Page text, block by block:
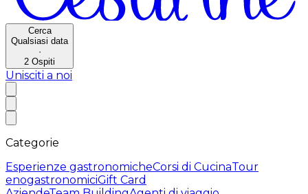
Cerca
Qualsiasi data
·
2 Ospiti
Unisciti a noi
Categorie
Esperienze gastronomicheCorsi di CucinaTour
enogastronomiciGift Card